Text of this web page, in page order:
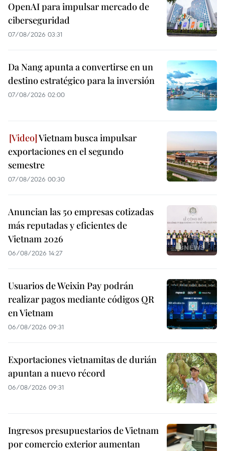
OpenAI para impulsar mercado de
ciberseguridad
07/08/2026 03:31
Da Nang apunta a convertirse en un
destino estratégico para la inversión
07/08/2026 02:00
Vietnam busca impulsar
exportaciones en el segundo
semestre
07/08/2026 00:30
Anuncian las 50 empresas cotizadas
más reputadas y eficientes de
Vietnam 2026
06/08/2026 14:27
Usuarios de Weixin Pay podrán
realizar pagos mediante códigos QR
en Vietnam
06/08/2026 09:31
Exportaciones vietnamitas de durián
apuntan a nuevo récord
06/08/2026 09:31
Ingresos presupuestarios de Vietnam
por comercio exterior aumentan